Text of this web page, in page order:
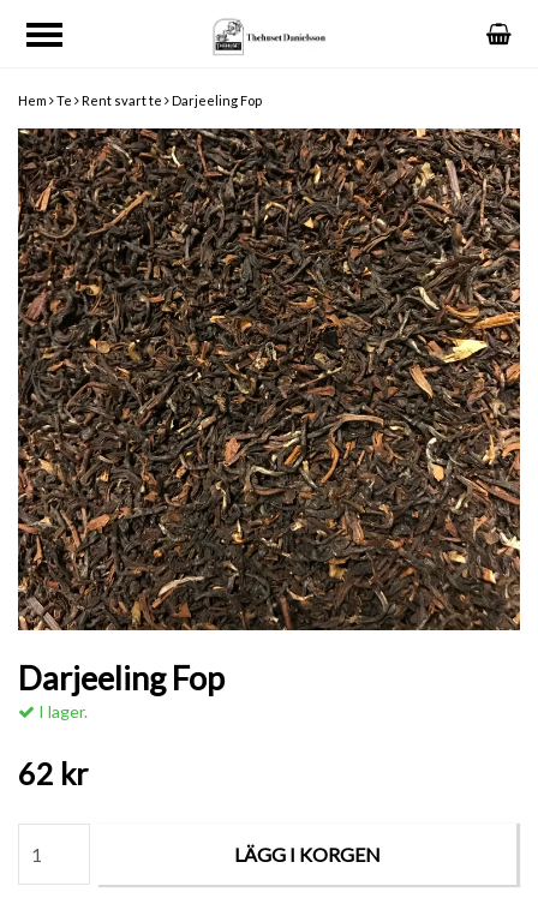
Hem Te Rent svart te Darjeeling Fop
Darjeeling Fop
I lager.
62 kr
LÄGG I KORGEN